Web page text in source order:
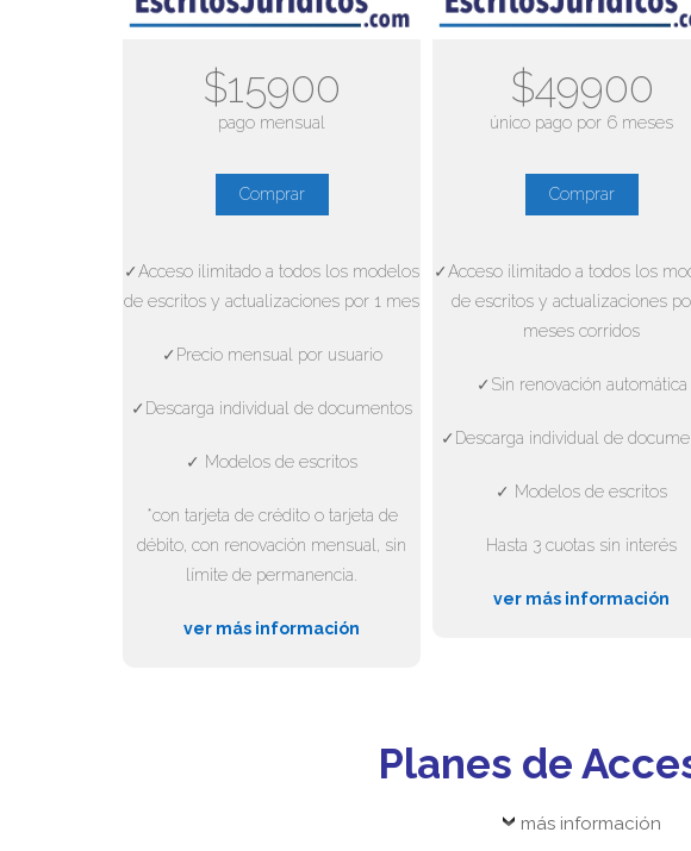
$15900
pago mensual
Comprar
✓Acceso ilimitado a todos los modelos
de escritos y actualizaciones por 1 mes
✓Precio mensual por usuario
✓Descarga individual de documentos
✓ Modelos de escritos
*con tarjeta de crédito o tarjeta de
débito, con renovación mensual, sin
límite de permanencia.
ver más información
$49900
único pago por 6 meses
Comprar
✓Acceso ilimitado a todos los
de escritos y actualizaciones
meses corridos
✓Sin renovación automática
✓Descarga individual de
✓ Modelos de escritos
Hasta 3 cuotas sin interés
ver más información
Planes de
más información